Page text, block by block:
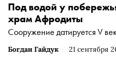
Богдан Гайдук 21 сентября
Под водой у
храм Афродиты
Сооружение датируется V